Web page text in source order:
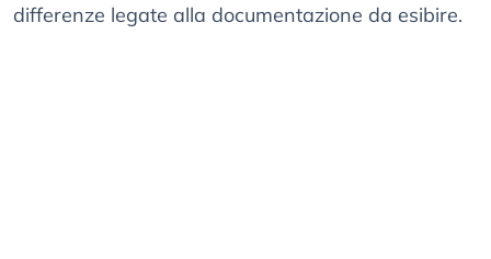
differenze legate alla documentazione da esibire.